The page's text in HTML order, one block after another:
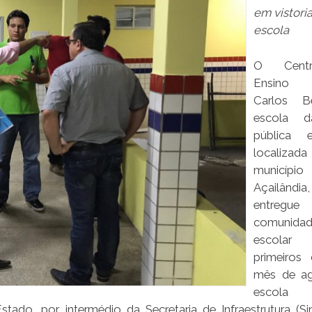
em
escola
O
Ensino
Carlos
escola
pública
primeiros
mês de
por intermédio da Secretaria de Infraestrutura